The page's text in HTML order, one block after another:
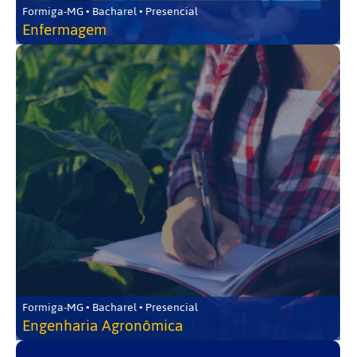
Formiga-MG • Bacharel • Presencial
Enfermagem
Formiga-MG • Bacharel • Presencial
Engenharia Agronômica